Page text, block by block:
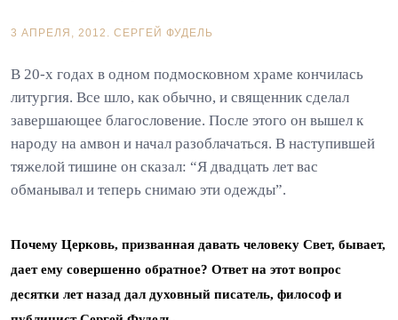
3 АПРЕЛЯ, 2012. СЕРГЕЙ ФУДЕЛЬ
В 20-х годах в одном подмосковном храме кончилась
литургия. Все шло, как обычно, и священник сделал
завершающее благословение. После этого он вышел к
народу на амвон и начал разоблачаться. В наступившей
тяжелой тишине он сказал: “Я двадцать лет вас
обманывал и теперь снимаю эти одежды”.
Почему Церковь, призванная давать человеку Свет, бывает,
дает ему совершенно обратное? Ответ на этот вопрос
десятки лет назад дал духовный писатель, философ и